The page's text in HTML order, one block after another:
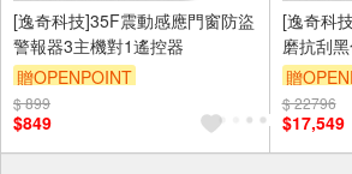
[逸奇科技]35F震動感應門窗防盜
警報器3主機對1遙控器
贈OPENPOINT
$ 899
$849
[逸奇科
磨抗刮
贈
$ 22796
$17,549